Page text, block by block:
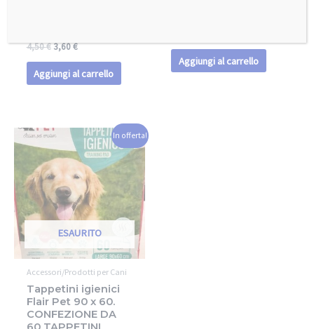
4,50€3,60€
Aggiungi al carrello
Aggiungi al carrello
In offerta!
ESAURITO
Accessori/Prodotti per Cani
Tappetini igienici
Flair Pet 90 x 60.
CONFEZIONE DA